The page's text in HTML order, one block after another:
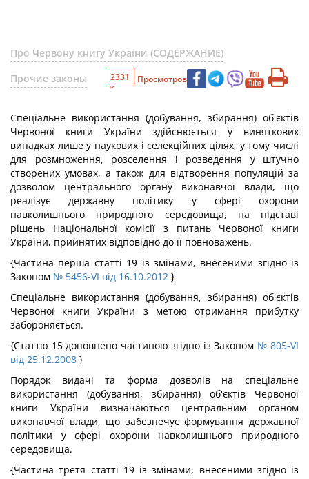
Про Червону книгу України (СОДЕРЖАНИЕ)
Прочие законы
2331 Просмотров
Спеціальне використання (добування, збирання) об'єктів
Червоної книги України здійснюється у виняткових
випадках лише у наукових і селекційних цілях, у тому числі
для розмноження, розселення і розведення у штучно
створених умовах, а також для відтворення популяцій за
дозволом центрального органу виконавчої влади, що
реалізує державну політику у сфері охорони
навколишнього природного середовища, на підставі
рішень Національної комісії з питань Червоної книги
України, прийнятих відповідно до її повноважень.
{Частина перша статті 19 із змінами, внесеними згідно із
Законом № 5456-VI від 16.10.2012 }
Спеціальне використання (добування, збирання) об'єктів
Червоної книги України з метою отримання прибутку
забороняється.
{Статтю 15 доповнено частиною згідно із Законом № 805-VI
від 25.12.2008 }
Порядок видачі та форма дозволів на спеціальне
використання (добування, збирання) об'єктів Червоної
книги України визначаються центральним органом
виконавчої влади, що забезпечує формування державної
політики у сфері охорони навколишнього природного
середовища.
{Частина третя статті 19 із змінами, внесеними згідно із